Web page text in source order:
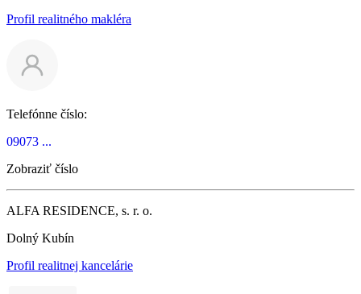
Profil realitného makléra
Telefónne číslo:
09073 ...
Zobraziť číslo
ALFA RESIDENCE, s. r. o.
Dolný Kubín
Profil realitnej kancelárie